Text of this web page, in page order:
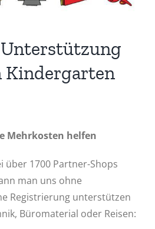
Kindergarten
Mehrkosten helfen
über 1700 Partner-Shops
man uns ohne
Registrierung unterstützen
Büromaterial oder Reisen: